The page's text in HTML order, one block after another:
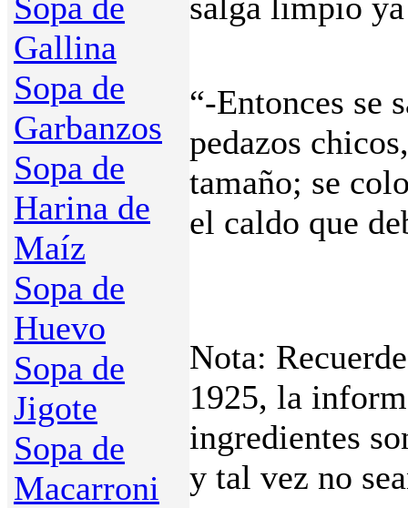
Gallina
Sopa de
Garbanzos
Sopa de
Harina de
Maíz
Sopa de
Huevo
Sopa de
Jigote
Sopa de
Macarroni
“-Entonces se
pedazos
tamaño; se
el caldo que
Nota:
1925, la
ingredientes
y tal vez no